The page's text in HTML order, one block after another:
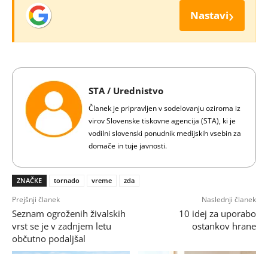
Nastavi›
STA / Urednistvo
Članek je pripravljen v sodelovanju oziroma iz
virov Slovenske tiskovne agencija (STA), ki je
vodilni slovenski ponudnik medijskih vsebin za
domače in tuje javnosti.
ZNAČKE tornado vreme zda
Prejšnji članek
Seznam ogroženih živalskih
vrst se je v zadnjem letu
občutno podaljšal
Naslednji članek
10 idej za uporabo
ostankov hrane